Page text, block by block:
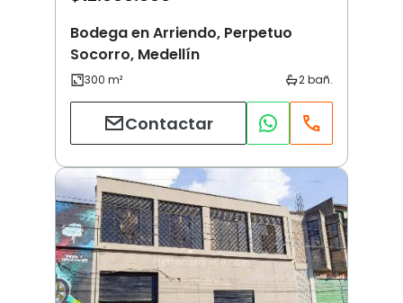
Bodega en Arriendo, Perpetuo
Socorro, Medellín
Contactar